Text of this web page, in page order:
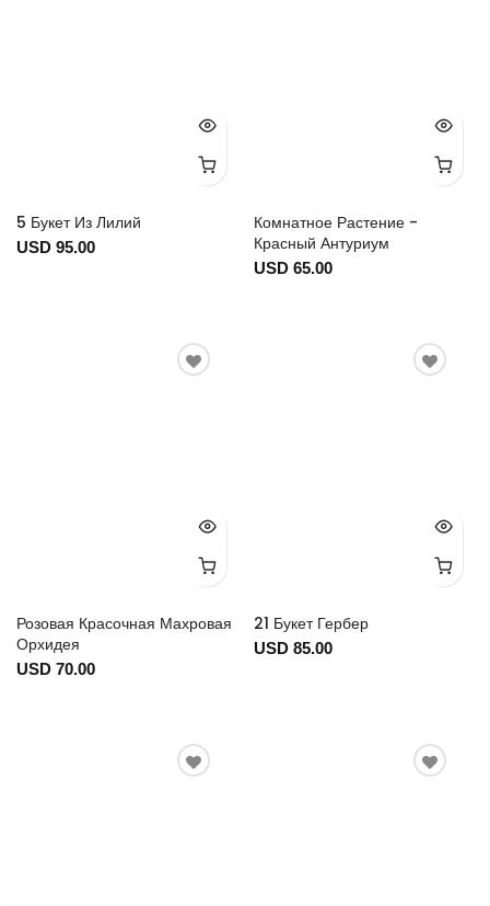
5 Букет Из Лилий
USD 95.00
Комнатное Растение -
Красный Антуриум
USD 65.00
Розовая Красочная Махровая
Орхидея
USD 70.00
21 Букет Гербер
USD 85.00